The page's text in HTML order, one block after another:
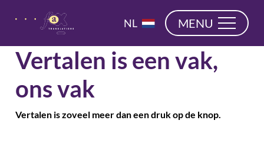
NL
DE
MENU
Vertalen is een vak,
ons vak
Vertalen is zoveel meer dan een druk op de knop.